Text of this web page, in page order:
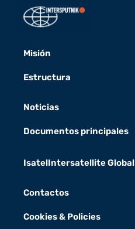
Misión
Estructura
Noticias
Documentos principales
IsatelIntersatellite Global
Contactos
Cookies & Policies